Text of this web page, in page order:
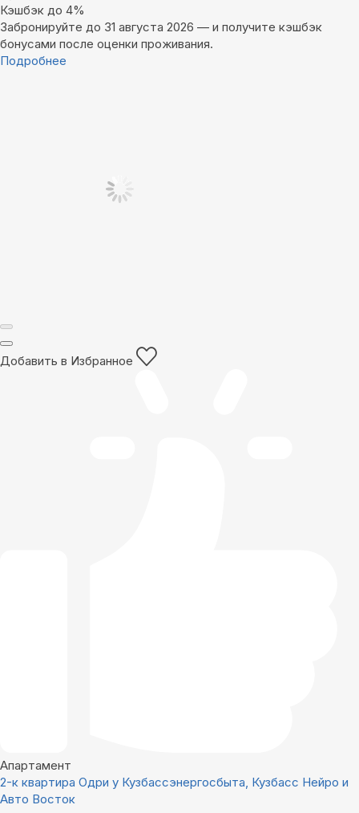
Кэшбэк до 4%
Забронируйте до 31 августа 2026 — и получите кэшбэк
бонусами после оценки проживания.
Подробнее
Добавить в Избранное
Апартамент
2-к квартира Одри у Кузбассэнергосбыта, Кузбасс Нейро и
Авто Восток